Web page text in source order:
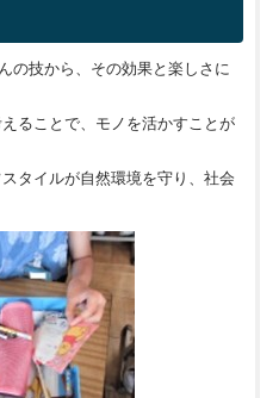
から、その効果と楽しさに
とで、モノを活かすことが
ルが自然環境を守り、社会